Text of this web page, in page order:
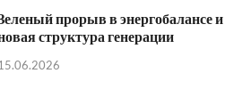
прорыв в энергобалансе и
структура генерации